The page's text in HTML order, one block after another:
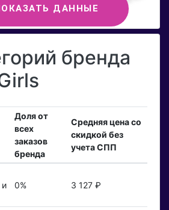
ДАННЫЕ
бренда
Доля от
всех
заказов
бренда
Средняя цена со
скидкой без
учета СПП
0% 3 127 ₽